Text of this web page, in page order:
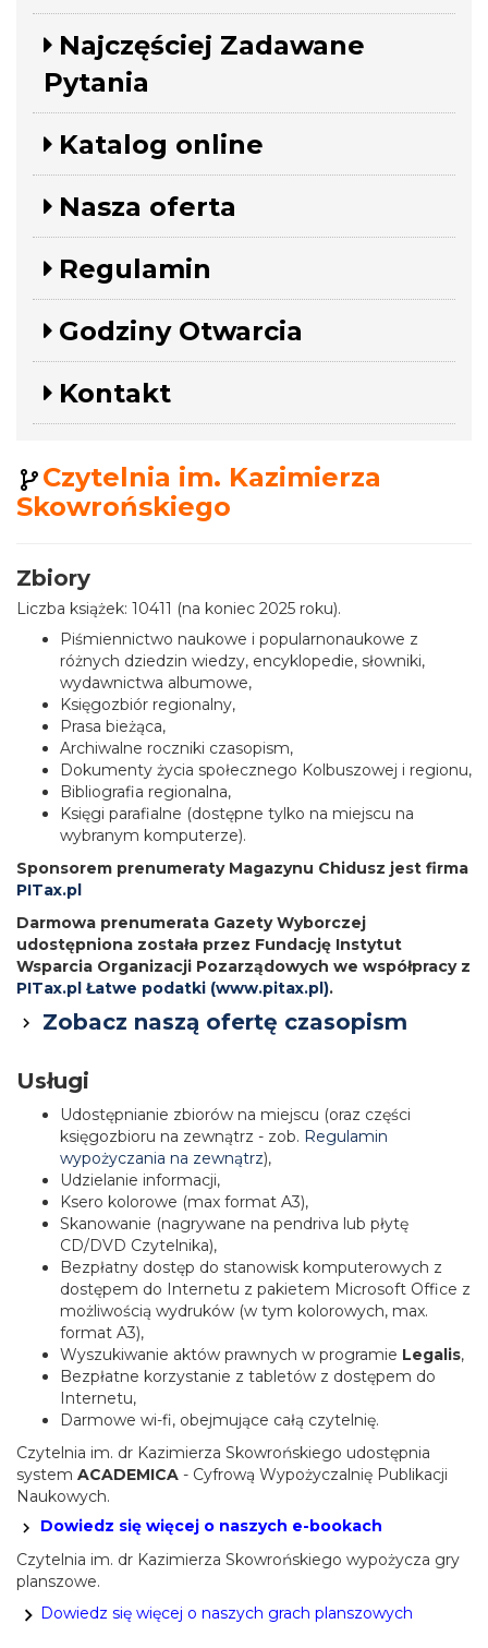
Najczęściej Zadawane
Pytania
Katalog online
Nasza oferta
Regulamin
Godziny Otwarcia
Kontakt
Czytelnia im. Kazimierza
Skowrońskiego
Zbiory
Liczba książek: 10411 (na koniec 2025 roku).
Piśmiennictwo naukowe i popularnonaukowe z
różnych dziedzin wiedzy, encyklopedie, słowniki,
wydawnictwa albumowe,
Księgozbiór regionalny,
Prasa bieżąca,
Archiwalne roczniki czasopism,
Dokumenty życia społecznego Kolbuszowej i regionu,
Bibliografia regionalna,
Księgi parafialne (dostępne tylko na miejscu na
wybranym komputerze).
Sponsorem prenumeraty Magazynu Chidusz jest firma
PITax.pl
Darmowa prenumerata Gazety Wyborczej
udostępniona została przez Fundację Instytut
Wsparcia Organizacji Pozarządowych we współpracy z
PITax.pl Łatwe podatki (www.pitax.pl).
Zobacz naszą ofertę czasopism
Usługi
Udostępnianie zbiorów na miejscu (oraz części
księgozbioru na zewnątrz - zob. Regulamin
wypożyczania na zewnątrz),
Udzielanie informacji,
Ksero kolorowe (max format A3),
Skanowanie (nagrywane na pendriva lub płytę
CD/DVD Czytelnika),
Bezpłatny dostęp do stanowisk komputerowych z
dostępem do Internetu z pakietem Microsoft Office z
możliwością wydruków (w tym kolorowych, max.
format A3),
Wyszukiwanie aktów prawnych w programie Legalis,
Bezpłatne korzystanie z tabletów z dostępem do
Internetu,
Darmowe wi-fi, obejmujące całą czytelnię.
Czytelnia im. dr Kazimierza Skowrońskiego udostępnia
system ACADEMICA - Cyfrową Wypożyczalnię Publikacji
Naukowych.
Dowiedz się więcej o naszych e-bookach
Czytelnia im. dr Kazimierza Skowrońskiego wypożycza gry
planszowe.
Dowiedz się więcej o naszych grach planszowych